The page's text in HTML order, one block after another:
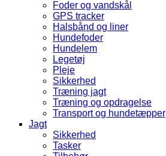
Foder og vandskål
GPS tracker
Halsbånd og liner
Hundefoder
Hundelem
Legetøj
Pleje
Sikkerhed
Træning jagt
Træning og opdragelse
Transport og hundetæpper
Jagt
Sikkerhed
Tasker